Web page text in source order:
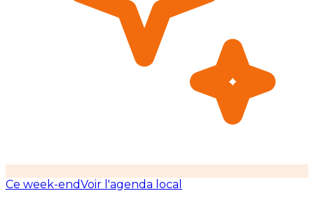
Ce week-endVoir l'agenda local